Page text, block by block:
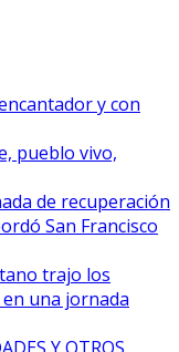
y con
pueblo vivo,
de recuperación
San Francisco
trajo los
una jornada